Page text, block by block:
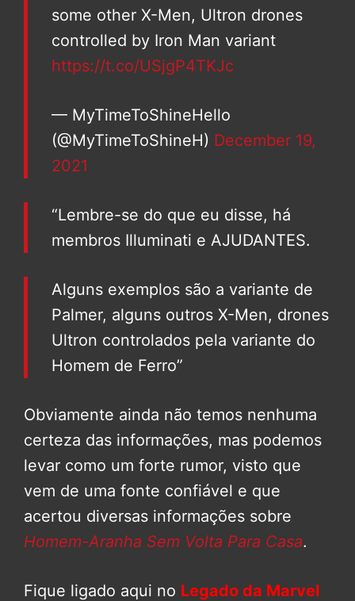
some other X-Men, Ultron drones
controlled by Iron Man variant
https://t.co/USjgP4TKJc
— MyTimeToShineHello
(@MyTimeToShineH) December 19,
2021
“Lembre-se do que eu disse, há
membros Illuminati e AJUDANTES.
Alguns exemplos são a variante de
Palmer, alguns outros X-Men, drones
Ultron controlados pela variante do
Homem de Ferro”
Obviamente ainda não temos nenhuma
certeza das informações, mas podemos
levar como um forte rumor, visto que
vem de uma fonte confiável e que
acertou diversas informações sobre
Homem-Aranha Sem Volta Para Casa.
Fique ligado aqui no Legado da Marvel